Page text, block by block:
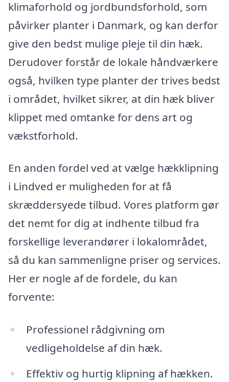
klimaforhold og jordbundsforhold, som
påvirker planter i Danmark, og kan derfor
give den bedst mulige pleje til din hæk.
Derudover forstår de lokale håndværkere
også, hvilken type planter der trives bedst
i området, hvilket sikrer, at din hæk bliver
klippet med omtanke for dens art og
vækstforhold.
En anden fordel ved at vælge hækklipning
i Lindved er muligheden for at få
skræddersyede tilbud. Vores platform gør
det nemt for dig at indhente tilbud fra
forskellige leverandører i lokalområdet,
så du kan sammenligne priser og services.
Her er nogle af de fordele, du kan
forvente:
Professionel rådgivning om
vedligeholdelse af din hæk.
Effektiv og hurtig klipning af hækken.